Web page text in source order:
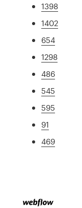
1398
1402
654
1298
486
545
595
91
469